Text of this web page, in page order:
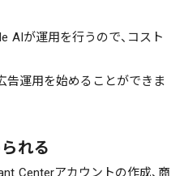
AIが運用を行うので、コスト
告運用を始めることができま
れる
Centerアカウントの作成、商